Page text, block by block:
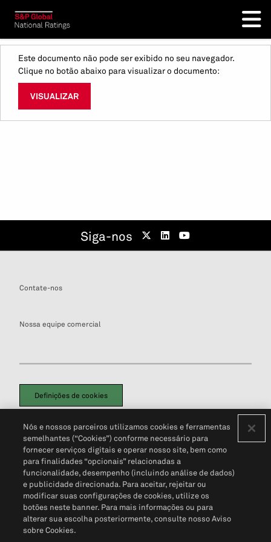
Este documento não pode ser exibido no seu navegador.
Clique no botão abaixo para visualizar o documento:
VISUALIZAR
Siga-nos
Contate-nos
Nossa equipe comercial
Definições de cookies
Política de PrivacidadePortal de privacidade do cliente (em inglês)
Não Venda Minhas Informações Pessoais© 2026 S&P Global
Nós e nossos parceiros utilizamos cookies e ferramentas
semelhantes (“Cookies”) conforme necessário para
fornecer serviços digitais e operar nosso site, bem como
para finalidades “opcionais” relacionadas a
funcionalidade, desempenho (incluindo análise de dados)
e publicidade direcionada. Para aceitar, rejeitar ou
modificar suas configurações de cookies, utilize os
botões neste banner. Para mais informações ou para
alterar sua escolha posteriormente, consulte nosso Aviso
sobre Cookies.